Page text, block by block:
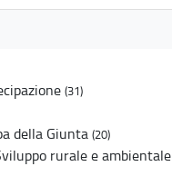
(31)
della Giunta (20)
rurale e ambientale